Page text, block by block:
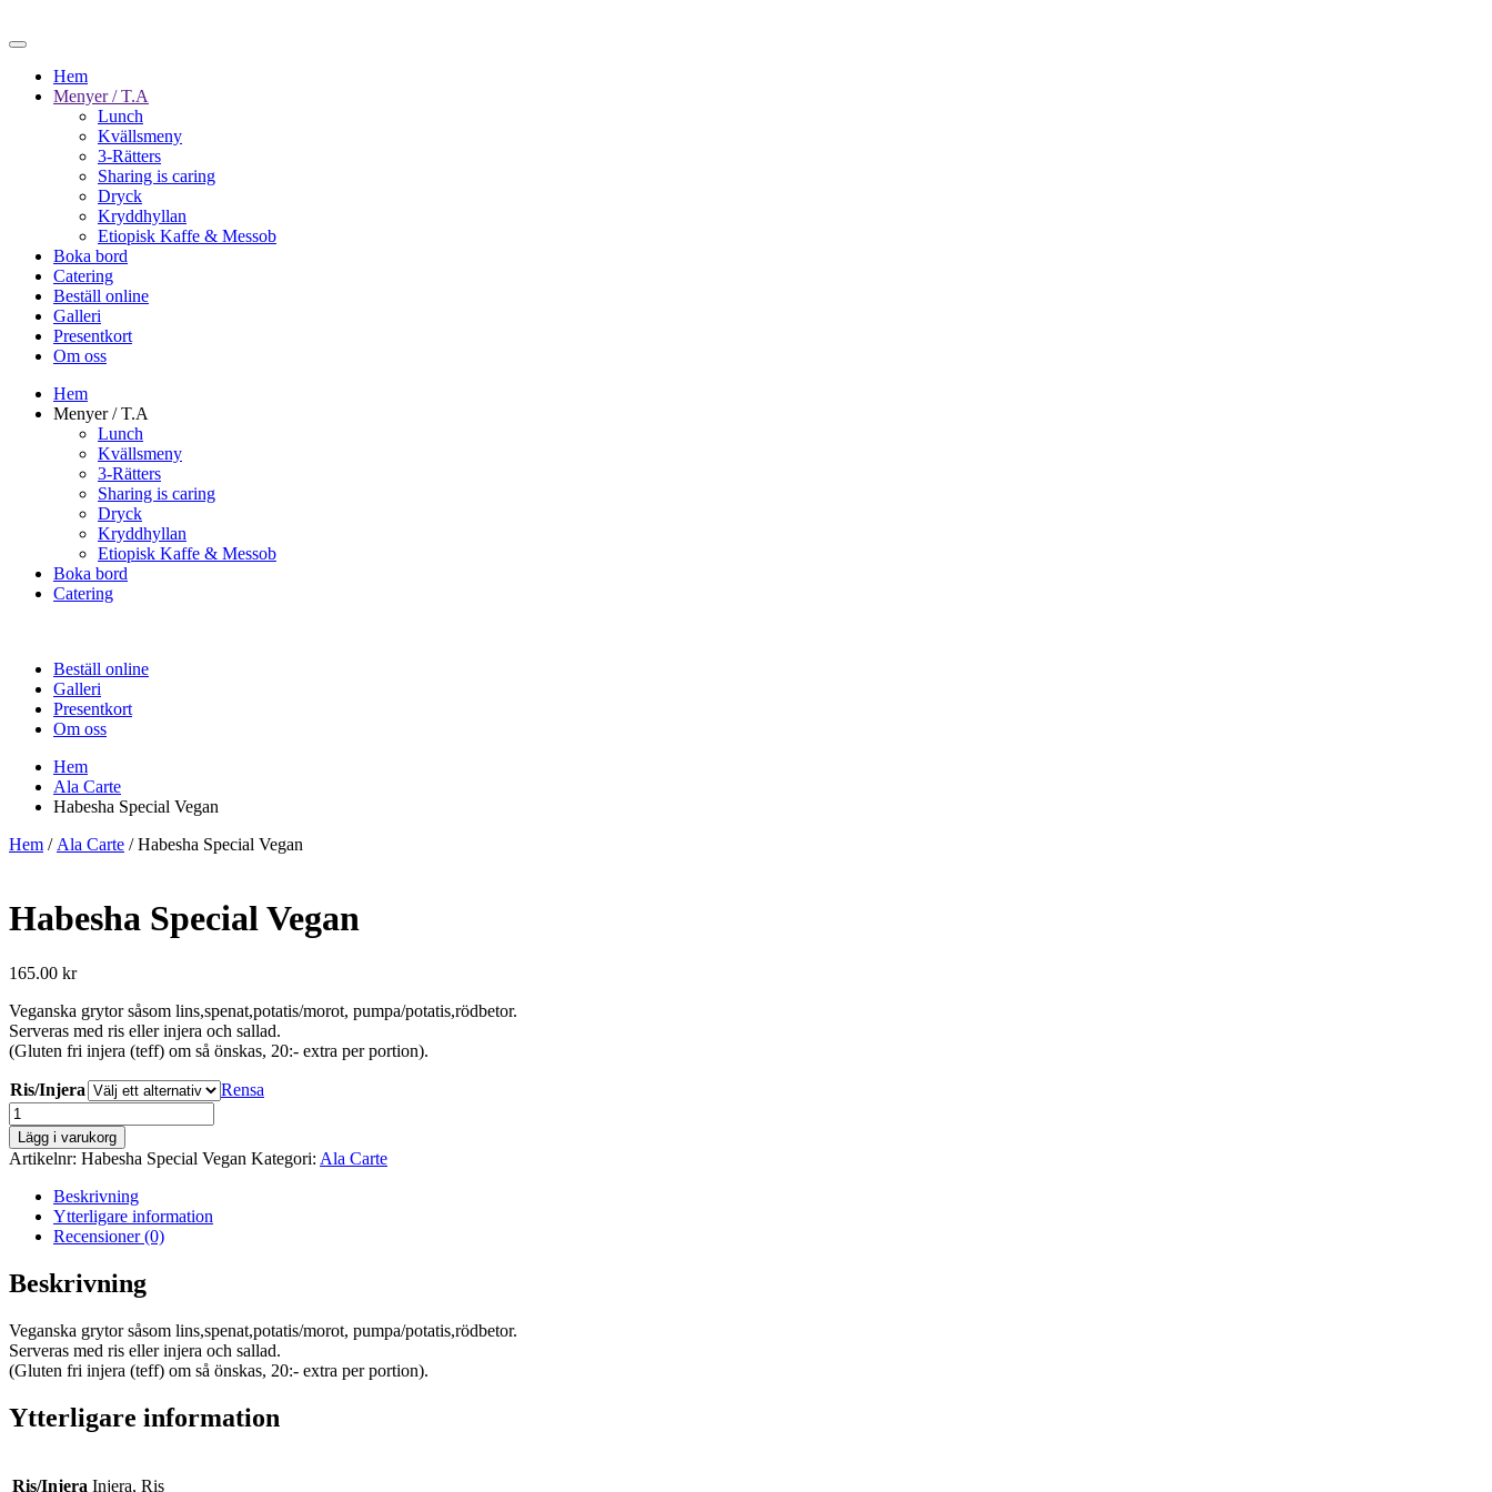
Hem
Menyer / T.A
Lunch
Kvällsmeny
3-Rätters
Sharing is caring
Dryck
Kryddhyllan
Etiopisk Kaffe & Messob
Boka bord
Catering
Beställ online
Galleri
Presentkort
Om oss
Hem
Menyer / T.A
Lunch
Kvällsmeny
3-Rätters
Sharing is caring
Dryck
Kryddhyllan
Etiopisk Kaffe & Messob
Boka bord
Catering
Beställ online
Galleri
Presentkort
Om oss
Hem
Ala Carte
Habesha Special Vegan
Hem / Ala Carte / Habesha Special Vegan
Habesha Special Vegan
165.00 kr
Veganska grytor såsom lins,spenat,potatis/morot, pumpa/potatis,rödbetor.
Serveras med ris eller injera och sallad.
(Gluten fri injera (teff) om så önskas, 20:- extra per portion).
Ris/Injera
Rensa
Habesha
Special
Vegan
mängd
Lägg i varukorg
Artikelnr: Habesha Special Vegan Kategori: Ala Carte
Beskrivning
Ytterligare information
Recensioner (0)
Beskrivning
Veganska grytor såsom lins,spenat,potatis/morot, pumpa/potatis,rödbetor.
Serveras med ris eller injera och sallad.
(Gluten fri injera (teff) om så önskas, 20:- extra per portion).
Ytterligare information
Ris/Injera Injera, Ris